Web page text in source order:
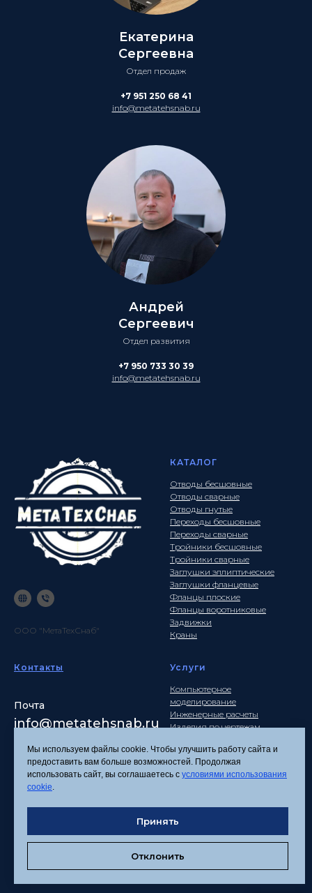
Екатерина
Сергеевна
Отдел продаж
+7 951 250 68 41
info@metatehsnab.ru
Андрей
Сергеевич
Отдел развития
+7 950 733 30 39
info@metatehsnab.ru
ООО "МетаТехСнаб"
КАТАЛОГ
Отводы бесшовные
Отводы сварные
Отводы гнутые
Переходы бесшовные
Переходы сварные
Тройники бесшовные
Тройники сварные
Заглушки эллиптические
Заглушки фланцевые
Фланцы плоские
Фланцы воротниковые
Задвижки
Краны
Контакты
Почта
info@metatehsnab.ru
Услуги
Компьютерное
моделирование
Инженерные расчеты
Изделия по чертежам
Политика
Согласие на обработку
персональных данных
Соглашение об
Мы используем файлы cookie. Чтобы улучшить работу сайта и
предоставить вам больше возможностей. Продолжая
использовать сайт, вы соглашаетесь с условиями использования
cookie.
Принять
Отклонить